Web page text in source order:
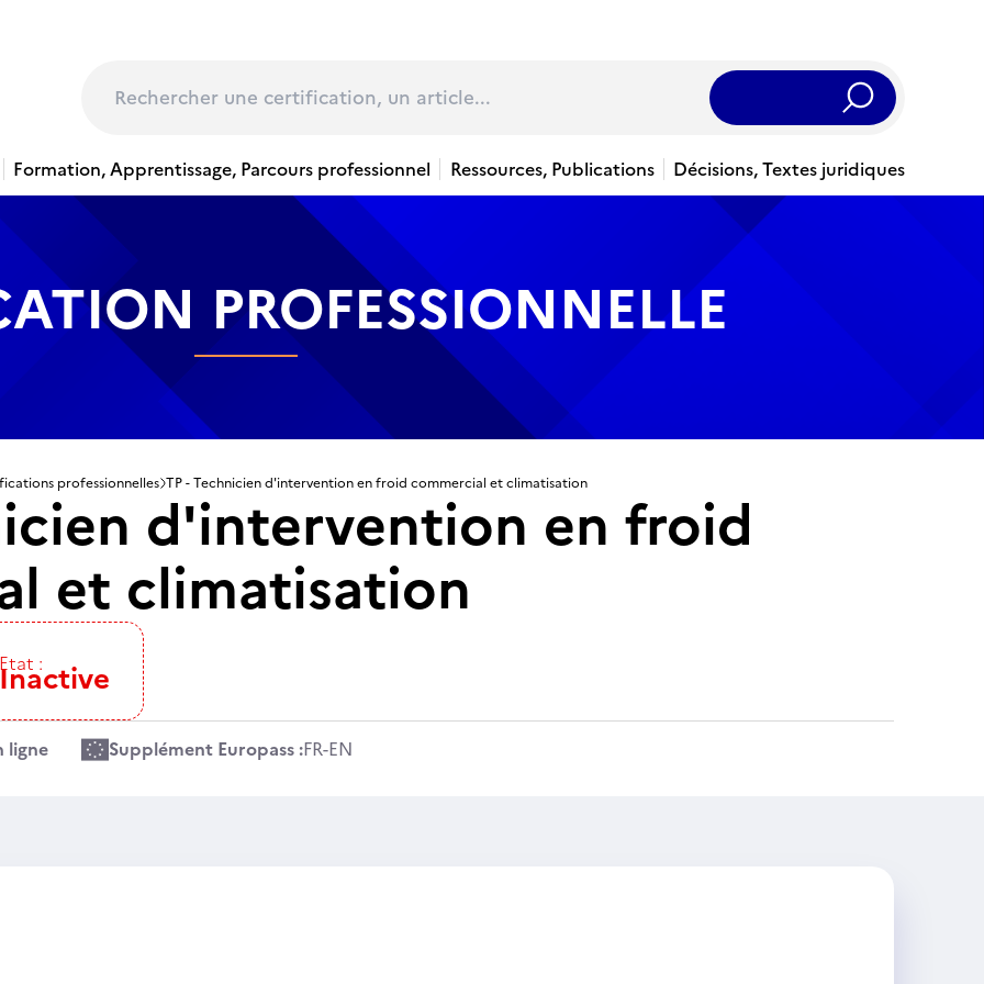
Rechercher
Formation, Apprentissage, Parcours professionnel Ressources, Publications Décisions, Textes juridiques
PROFESSIONNELLE
professionnelles TP - Technicien d'intervention en froid commercial et climatisation
d'intervention en froid
et climatisation
Etat :
Inactive
ligne Supplément Europass :FR-EN